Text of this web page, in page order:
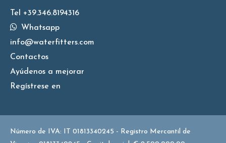
Tel +39.346.8194316
Whatsapp
info@waterfitters.com
Contactos
Ayúdenos a mejorar
Regístrese en
Número de IVA: IT 01813340245 - Registro Mercantil de